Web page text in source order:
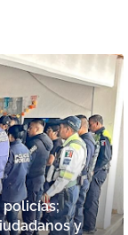
policías;
y